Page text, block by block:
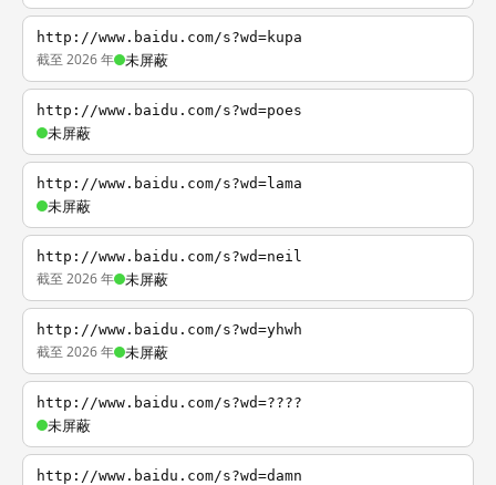
http://www.baidu.com/s?wd=kupa
截至 2026 年 未屏蔽
http://www.baidu.com/s?wd=poes
未屏蔽
http://www.baidu.com/s?wd=lama
未屏蔽
http://www.baidu.com/s?wd=neil
截至 2026 年 未屏蔽
http://www.baidu.com/s?wd=yhwh
截至 2026 年 未屏蔽
http://www.baidu.com/s?wd=????
未屏蔽
http://www.baidu.com/s?wd=damn